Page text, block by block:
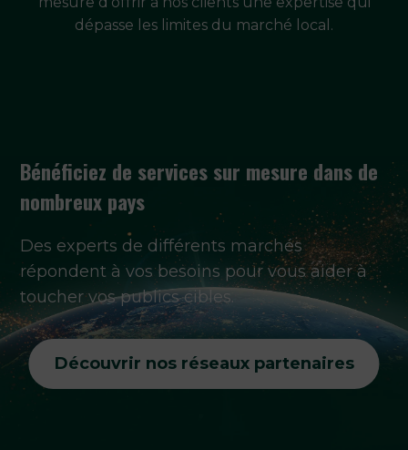
dépasse les limites du marché local.
Bénéficiez de services sur mesure dans de
nombreux pays
Des experts de différents marchés
répondent à vos besoins pour vous aider à
toucher vos publics cibles.
Découvrir nos réseaux partenaires